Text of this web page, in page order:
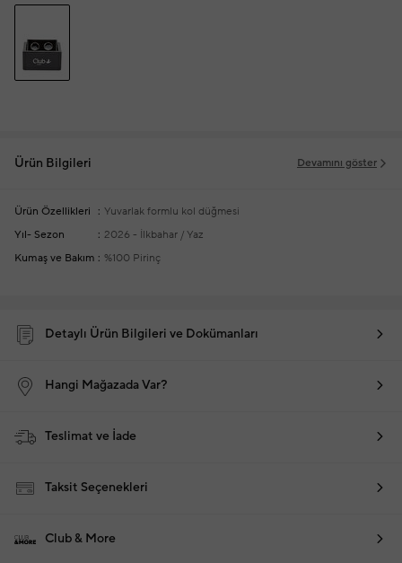
Ürün Bilgileri Devamını göster
Ürün Özellikleri
Yuvarlak formlu kol düğmesi
Yıl- Sezon
2026 - İlkbahar / Yaz
Kumaş ve Bakım
%100 Pirinç
Detaylı Ürün Bilgileri ve Dokümanları
Hangi Mağazada Var?
Teslimat ve İade
Taksit Seçenekleri
Club & More